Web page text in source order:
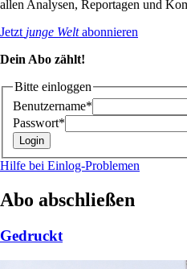
allen Analysen, Reportagen und
Jetzt junge Weltabonnieren
Dein Abo zählt!
Bitte einloggen
Benutzername*
Passwort*
Hilfe bei Einlog-Problemen
Abo abschließen
Gedruckt